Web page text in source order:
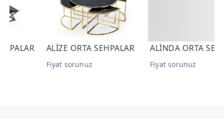
ALİZE ORTA SEHPALAR
Fiyat sorunuz
ALİNDA ORTA SEHPALAR
Fiyat sorunuz